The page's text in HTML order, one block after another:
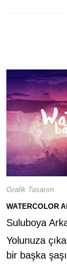
Grafik Tasarım
WATERCOLOR
Suluboya
Yolunuza
bir başka